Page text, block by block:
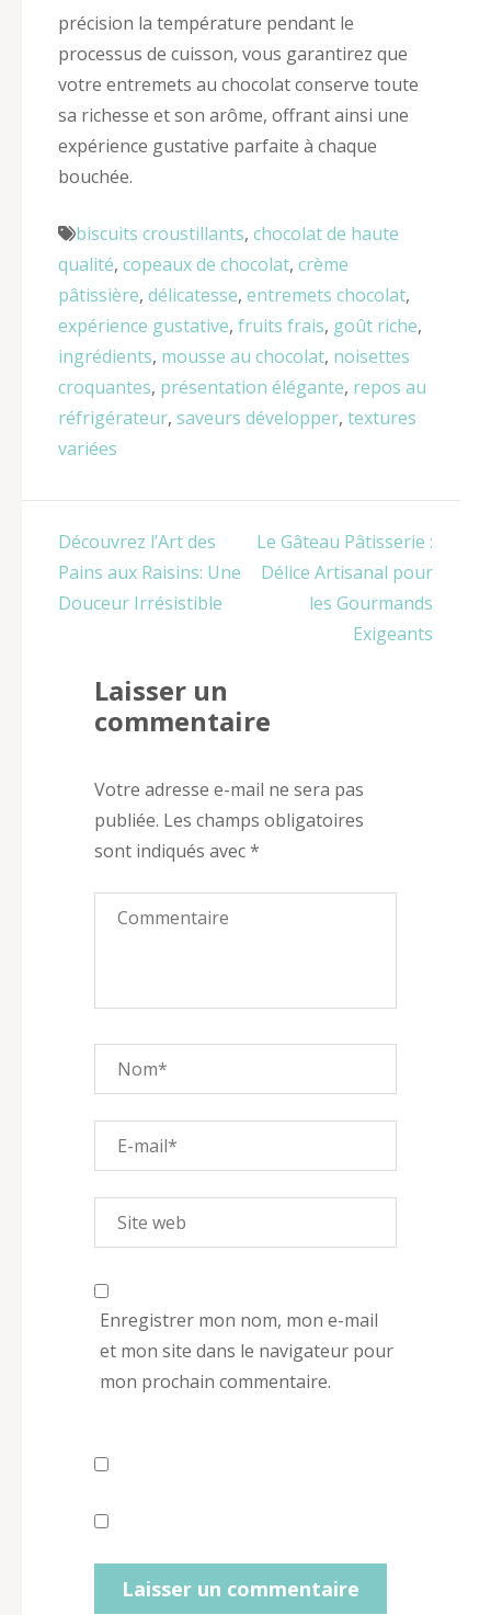
précision la température pendant le
processus de cuisson, vous garantirez que
votre entremets au chocolat conserve toute
sa richesse et son arôme, offrant ainsi une
expérience gustative parfaite à chaque
bouchée.
biscuits croustillants, chocolat de haute
qualité, copeaux de chocolat, crème
pâtissière, délicatesse, entremets chocolat,
expérience gustative, fruits frais, goût riche,
ingrédients, mousse au chocolat, noisettes
croquantes, présentation élégante, repos au
réfrigérateur, saveurs développer, textures
variées
Navigation
de
l’article
Découvrez l’Art des
Pains aux Raisins: Une
Douceur Irrésistible
Le Gâteau Pâtisserie :
Délice Artisanal pour
les Gourmands
Exigeants
Laisser un
commentaire
Votre adresse e-mail ne sera pas
publiée. Les champs obligatoires
sont indiqués avec*
Enregistrer mon nom, mon e-mail
et mon site dans le navigateur pour
mon prochain commentaire.